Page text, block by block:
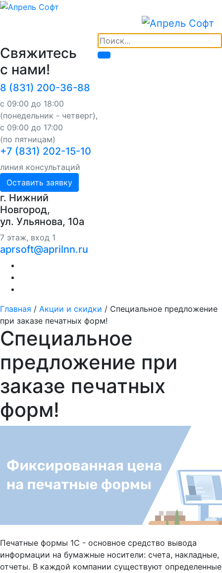
Свяжитесь
с нами!
8 (831) 200-36-88
с 09:00 до 18:00
(понедельник - четверг),
с 09:00 до 17:00
(по пятницам)
+7 (831) 202-15-10
линия консультаций
Оставить заявку
г. Нижний
Новгород,
ул. Ульянова, 10a
7 этаж, вход 1
aprsoft@aprilnn.ru
Главная / Акции и скидки / Специальное предложение
при заказе печатных форм!
Специальное
предложение при
заказе печатных
форм!
Печатные формы 1С - основное средство вывода
информации на бумажные носители: счета, накладные,
отчеты. В каждой компании существуют определенные